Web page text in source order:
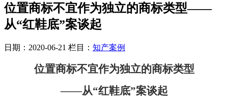
位置商标不宜作为独立的商标类型——
从“红鞋底”案谈起
日期：2020-06-21 栏目： 知产案例
位置商标不宜作为独立的商标类型
——从“红鞋底”案谈起